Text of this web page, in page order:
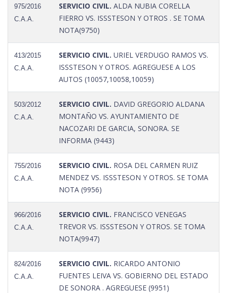
975/2016
C.A.A.
SERVICIO CIVIL. ALDA NUBIA CORELLA
FIERRO VS. ISSSTESON Y OTROS . SE TOMA
NOTA(9750)
413/2015
C.A.A.
SERVICIO CIVIL. URIEL VERDUGO RAMOS VS.
ISSSTESON Y OTROS. AGREGUESE A LOS
AUTOS (10057,10058,10059)
503/2012
C.A.A.
SERVICIO CIVIL. DAVID GREGORIO ALDANA
MONTAÑO VS. AYUNTAMIENTO DE
NACOZARI DE GARCIA, SONORA. SE
INFORMA (9443)
755/2016
C.A.A.
SERVICIO CIVIL. ROSA DEL CARMEN RUIZ
MENDEZ VS. ISSSTESON Y OTROS. SE TOMA
NOTA (9956)
966/2016
C.A.A.
SERVICIO CIVIL. FRANCISCO VENEGAS
TREVOR VS. ISSSTESON Y OTROS. SE TOMA
NOTA(9947)
824/2016
C.A.A.
SERVICIO CIVIL. RICARDO ANTONIO
FUENTES LEIVA VS. GOBIERNO DEL ESTADO
DE SONORA . AGREGUESE (9951)